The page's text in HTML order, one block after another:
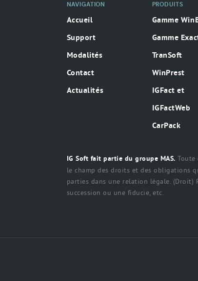
NAVIGATION
Accueil
Support
Modalités
Contact
Actualités
PRODUITS
Gamme
Gamme
TranSoft
WinPrest
IGFact et
IGFactWeb
CarPack
IG Soft fait partie du groupe MAS.
le champ des droits et des obligations
parties dans une relation légale. (Droit)
succession ou une fiducie, etc.